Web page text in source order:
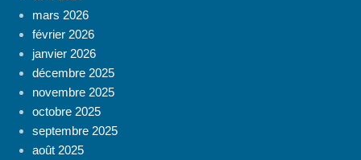
mars 2026
février 2026
janvier 2026
décembre 2025
novembre 2025
octobre 2025
septembre 2025
août 2025